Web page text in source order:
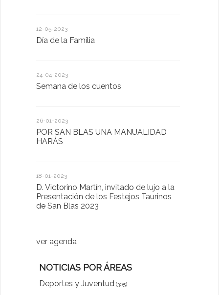
12-05-2023
Día de la Familia
24-04-2023
Semana de los cuentos
26-01-2023
POR SAN BLAS UNA MANUALIDAD
HARÁS
18-01-2023
D. Victorino Martín, invitado de lujo a la
Presentación de los Festejos Taurinos
de San Blas 2023
ver agenda
NOTICIAS POR ÁREAS
Deportes y Juventud (305)